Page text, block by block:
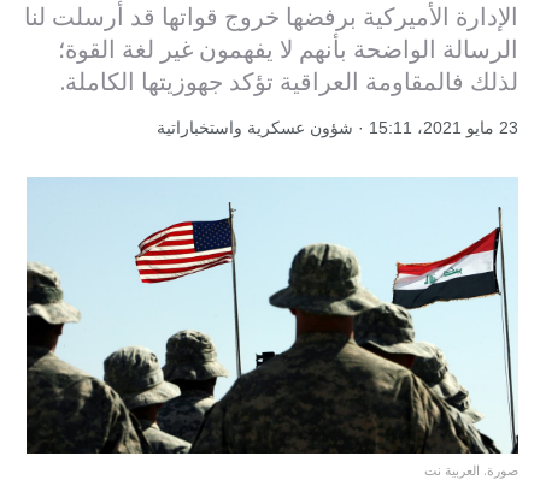
الإدارة الأميركية برفضها خروج قواتها قد أرسلت لنا
الرسالة الواضحة بأنهم لا يفهمون غير لغة القوة؛
لذلك فالمقاومة العراقية تؤكد جهوزيتها الكاملة.
23 مايو 2021، 15:11 · شؤون عسكرية واستخباراتية
صورة. العربية نت